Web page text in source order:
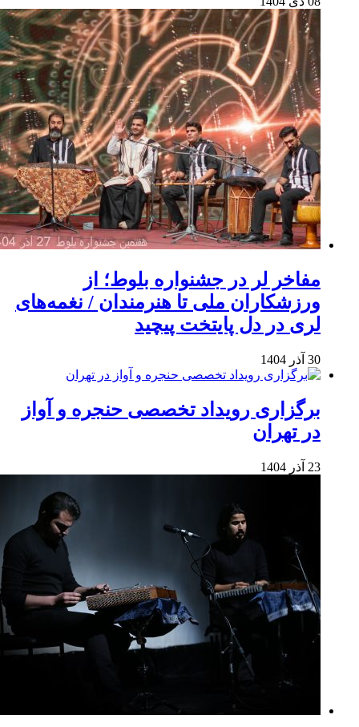
مفاخر لر در جشنواره بلوط؛ از
ورزشکاران ملی تا هنرمندان / نغمه‌های
لری در دل پایتخت پیچید
30 آذر 1404
برگزاری رویداد تخصصی حنجره و آواز
در تهران
23 آذر 1404